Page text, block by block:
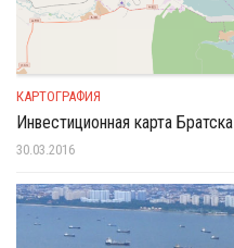
КАРТОГРАФИЯ
Инвестиционная карта Братска
30.03.2016